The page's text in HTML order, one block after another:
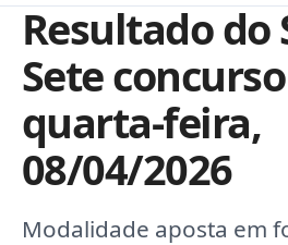
Resultado do
Sete
quarta-feira,
08/04/2026
Modalidade aposta em